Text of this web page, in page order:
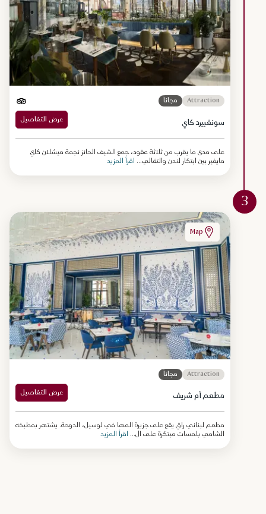
Attraction مجاناً
سونغبيرد كاي عرض التفاصيل
على مدى ما يقرب من ثلاثة عقود، جمع الشيف الحائز نجمة ميشلان كاي
مايفير بين ابتكار لندن والتقالي... اقرأ المزيد
3
Map
Attraction مجاناً
مطعم أم شريف عرض التفاصيل
مطعم لبناني راقٍ يقع على جزيرة المها في لوسيل، الدوحة. يشتهر بمطبخه
الشامي بلمسات مبتكرة على ال... اقرأ المزيد